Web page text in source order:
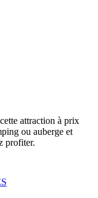
attraction à prix
ou auberge et
profiter.